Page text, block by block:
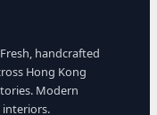
handcrafted
Hong Kong
Modern